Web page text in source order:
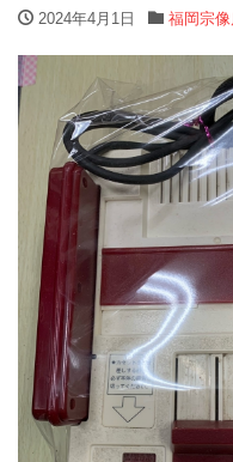
2024年4月1日 福岡宗像